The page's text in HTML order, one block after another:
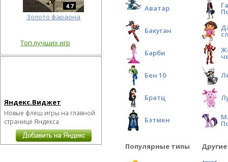
4.7
Золото фараона
Топ лучших игр
Яндекс.Виджет
Новые флеш игры на главной
странице Яндекса
Аватар
Бакуган
Барби
Бен 10
Братц
Бэтмен
Популярные типы